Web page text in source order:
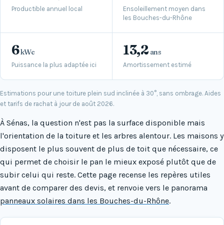
Productible annuel local
Ensoleillement moyen dans
les Bouches-du-Rhône
Puissance la plus adaptée ici
6kWc
Amortissement estimé
13,2 ans
Estimations pour une toiture plein sud inclinée à 30°, sans ombrage. Aides
et tarifs de rachat à jour de août 2026.
À Sénas, la question n'est pas la surface disponible mais
l'orientation de la toiture et les arbres alentour. Les maisons y
disposent le plus souvent de plus de toit que nécessaire, ce
qui permet de choisir le pan le mieux exposé plutôt que de
subir celui qui reste. Cette page recense les repères utiles
avant de comparer des devis, et renvoie vers le panorama
panneaux solaires dans les Bouches-du-Rhône.